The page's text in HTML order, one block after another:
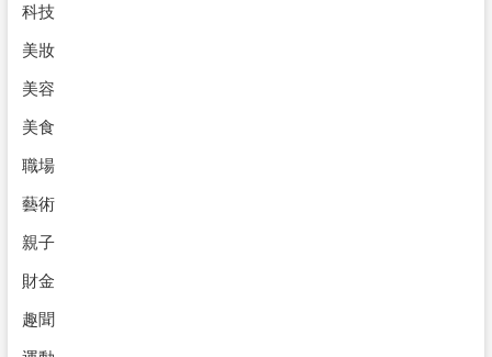
科技
美妝
美容
美食
職場
藝術
親子
財金
趣聞